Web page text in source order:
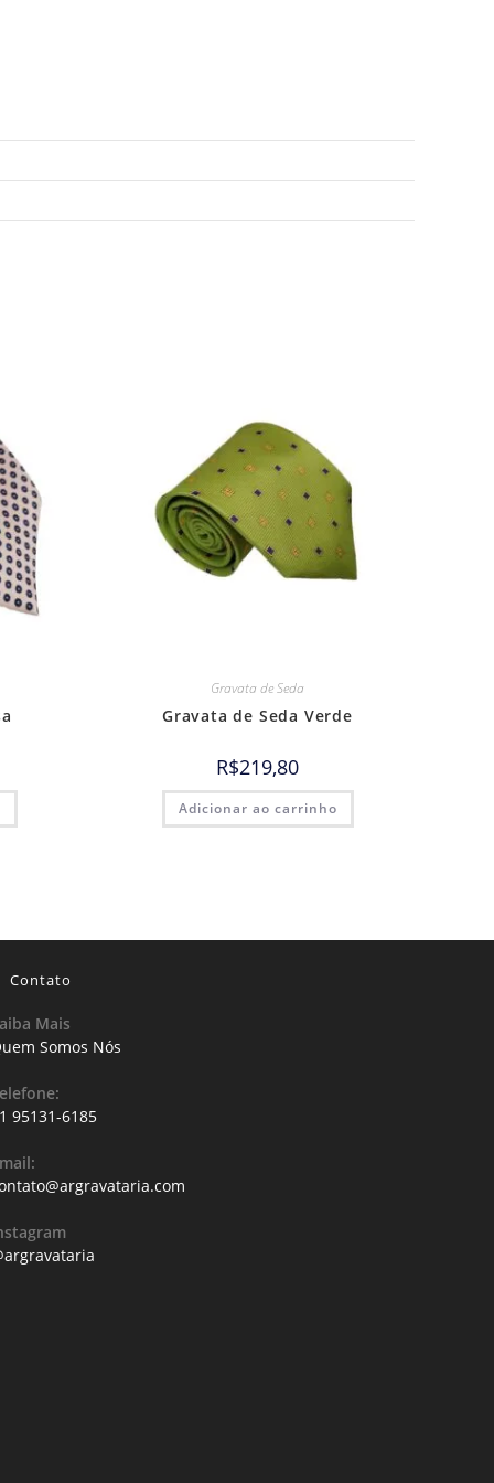
Gravata de Seda
Gravata de Seda Verde
R$219,80
Adicionar ao carrinho
Contato
Mais
Somos Nós
95131-6185